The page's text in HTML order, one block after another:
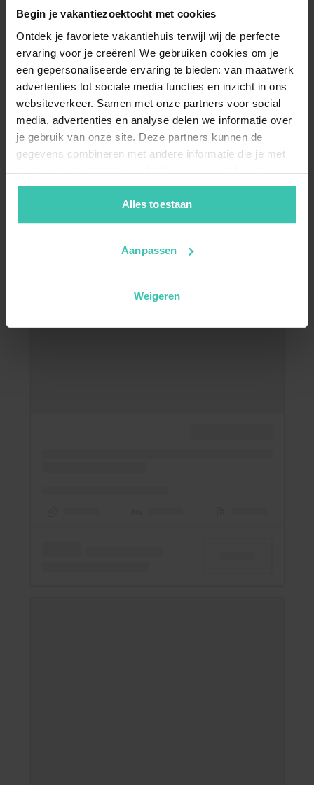
Begin je vakantiezoektocht met cookies
Ontdek je favoriete vakantiehuis terwijl wij de perfecte
ervaring voor je creëren! We gebruiken cookies om je
een gepersonaliseerde ervaring te bieden: van maatwerk
advertenties tot sociale media functies en inzicht in ons
websiteverkeer. Samen met onze partners voor social
media, advertenties en analyse delen we informatie over
je gebruik van onze site. Deze partners kunnen de
gegevens combineren met andere informatie die je met
hen hebt gedeeld of die zij hebben verzameld op basis
van je gebruik van hun diensten. Zo zorgen we ervoor dat
jouw vakantiezoektocht soepel en op maat verloopt!
Alles toestaan
Aanpassen
Weigeren